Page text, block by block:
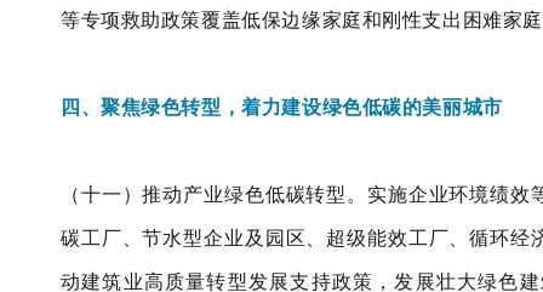
等专项救助政策覆盖低保边缘家庭和刚性支出困难家
四、聚焦绿色转型，着力建设绿色低碳的美丽城市
（十一）推动产业绿色低碳转型。实施企业环境绩
碳工厂、节水型企业及园区、超级能效工厂、循环
动建筑业高质量转型发展支持政策，发展壮大绿色